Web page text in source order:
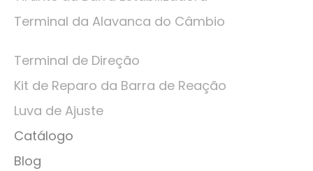
Terminal da Alavanca do Câmbio
Terminal de Direção
Kit de Reparo da Barra de Reação
Luva de Ajuste
Catálogo
Blog